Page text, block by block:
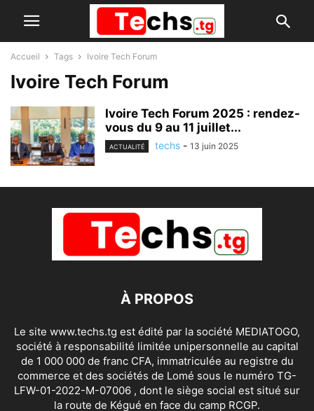
Accueil Tags Ivoire Tech Forum
Ivoire Tech Forum
Ivoire Tech Forum 2025 : rendez-
vous du 9 au 11 juillet...
ACTUALITÉ techs - 13 juin 2025
À PROPOS
Le site www.techs.tg est édité par la société MEDIATOGO,
société à responsabilité limitée unipersonnelle au capital
de 1 000 000 de franc CFA, immatriculée au registre du
commerce et des sociétés de Lomé sous le numéro TG-
LFW-01-2022-M-07006 , dont le siège social est situé sur
la route de Kégué en face du camp RCGP.